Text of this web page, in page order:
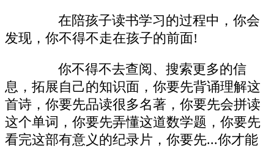
在陪孩子读书学习的过程中，你会
发现，你不得不走在孩子的前面!
你不得不去查阅、搜索更多的信
息，拓展自己的知识面，你要先背诵理解这
首诗，你要先品读很多名著，你要先会拼读
这个单词，你要先弄懂这道数学题，你要先
看完这部有意义的纪录片，你要先...你才能